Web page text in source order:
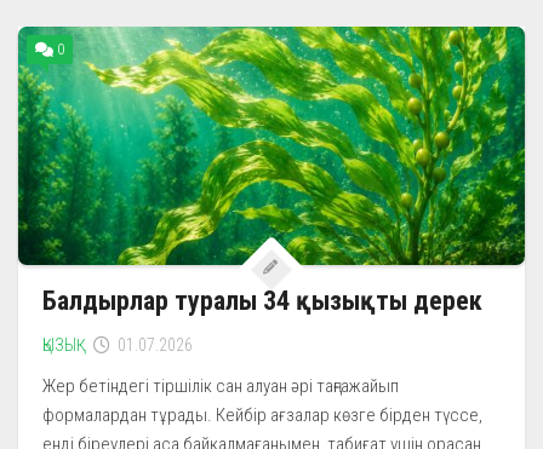
0
Балдырлар туралы 34 қызықты дерек
ҚЫЗЫҚ 01.07.2026
Жер бетіндегі тіршілік сан алуан әрі таңғажайып
формалардан тұрады. Кейбір ағзалар көзге бірден түссе,
енді біреулері аса байқалмағанымен, табиғат үшін орасан